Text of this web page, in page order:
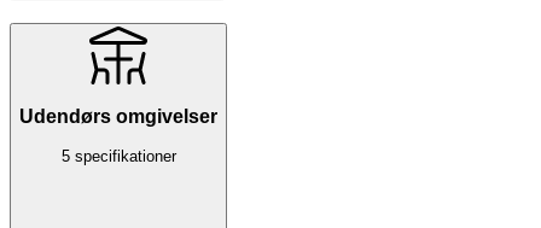
Udendørs omgivelser
5 specifikationer